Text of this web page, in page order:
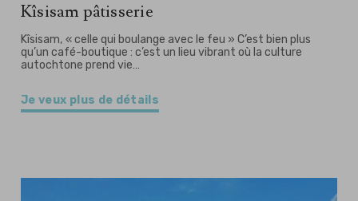
Kîsisam pâtisserie
Kîsisam, « celle qui boulange avec le feu » C’est bien plus
qu’un café-boutique : c’est un lieu vibrant où la culture
autochtone prend vie…
Je veux plus de détails